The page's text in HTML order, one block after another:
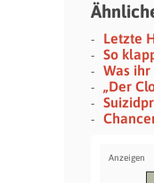
Letzte
So
Was
„Der